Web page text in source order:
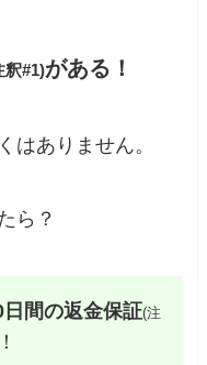
釈#1)がある！
はありません。
ら？
日間の返金保証(注